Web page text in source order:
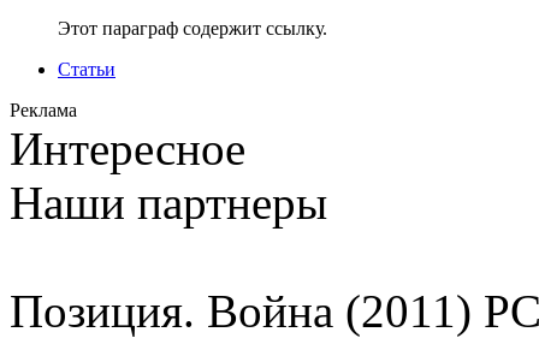
Этот параграф содержит ссылку.
Статьи
Реклама
Интересное
Наши партнеры
Позиция. Война (2011)